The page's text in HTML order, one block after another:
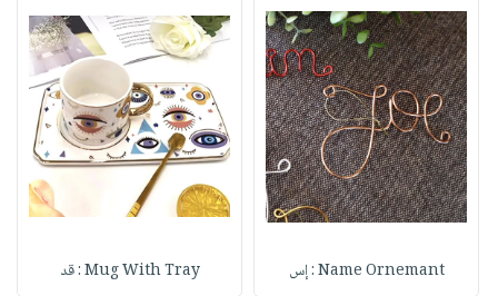
Name Ornemant : إس Mug With Tray : قد